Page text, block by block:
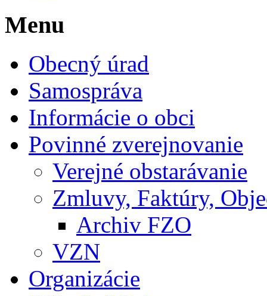
Menu
Obecný úrad
Samospráva
Informácie o obci
Povinné zverejnovanie
Verejné obstarávanie
Zmluvy, Faktúry,
Archiv FZO
VZN
Organizácie